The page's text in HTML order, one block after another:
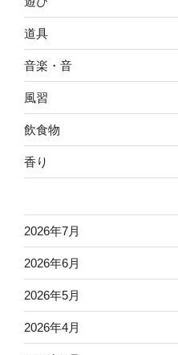
道具
音楽・音
風習
飲食物
香り
2026年7月
2026年6月
2026年5月
2026年4月